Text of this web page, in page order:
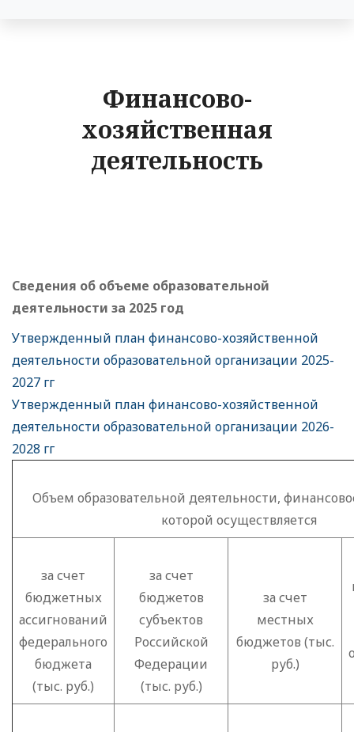
Финансово-
хозяйственная
деятельность
Сведения об объеме образовательной
деятельности за 2025 год
Утвержденный план финансово-хозяйственной
деятельности образовательной организации 2025-
2027 гг
Утвержденный план финансово-хозяйственной
деятельности образовательной организации 2026-
2028 гг
Объем образовательной деятельности,
которой осуществляется
за счет
бюджетных
ассигнований
федерального
бюджета
(тыс. руб.)
за счет
бюджетов
субъектов
Российской
Федерации
(тыс. руб.)
за счет
местных
бюджетов (тыс.
руб.)